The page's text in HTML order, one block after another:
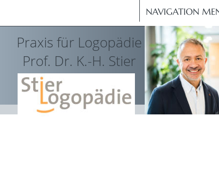
Praxis für Logopädie
Prof. Dr. K.-H. Stier